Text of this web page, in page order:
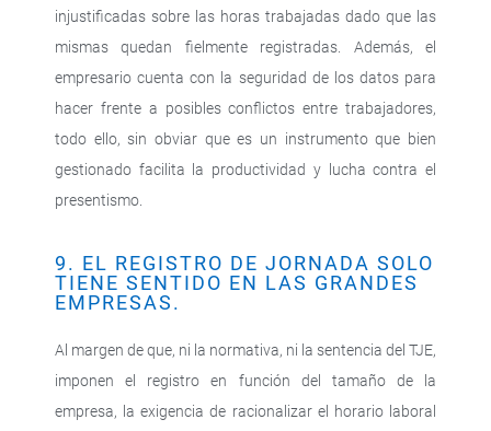
injustificadas sobre las horas trabajadas dado que las
mismas quedan fielmente registradas. Además, el
empresario cuenta con la seguridad de los datos para
hacer frente a posibles conflictos entre trabajadores,
todo ello, sin obviar que es un instrumento que bien
gestionado facilita la productividad y lucha contra el
presentismo.
9. EL REGISTRO DE JORNADA SOLO
TIENE SENTIDO EN LAS GRANDES
EMPRESAS.
Al margen de que, ni la normativa, ni la sentencia del TJE,
imponen el registro en función del tamaño de la
empresa, la exigencia de racionalizar el horario laboral